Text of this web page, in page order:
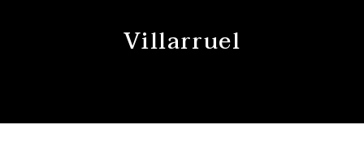
Villarruel